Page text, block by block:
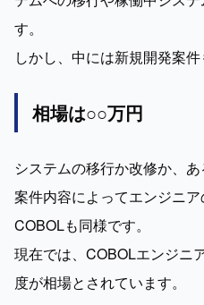
す。
しかし、中には新規開発案件
相場は○○万円
システムの移行か改修か、あ
案件内容によってエンジニ
COBOLも同様です。
現在では、COBOLエンジニ
度が相場とされています。